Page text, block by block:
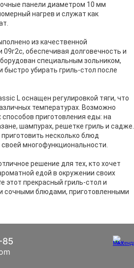
панели диаметром 10 мм
нагрев и служат как
из качественной
09г2с, обеспечивая долговечность и
специальным зольником,
быстро убирать гриль-стол после
L оснащен регулировкой тяги, что
температурах. Возможно
приготовления еды: на
шампурах, решетке гриль и садже.
несколько блюд
многофункциональности.
решение для тех, кто хочет
едой в окружении своих
этот прекрасный гриль-стол и
сочными блюдами, приготовленными
85